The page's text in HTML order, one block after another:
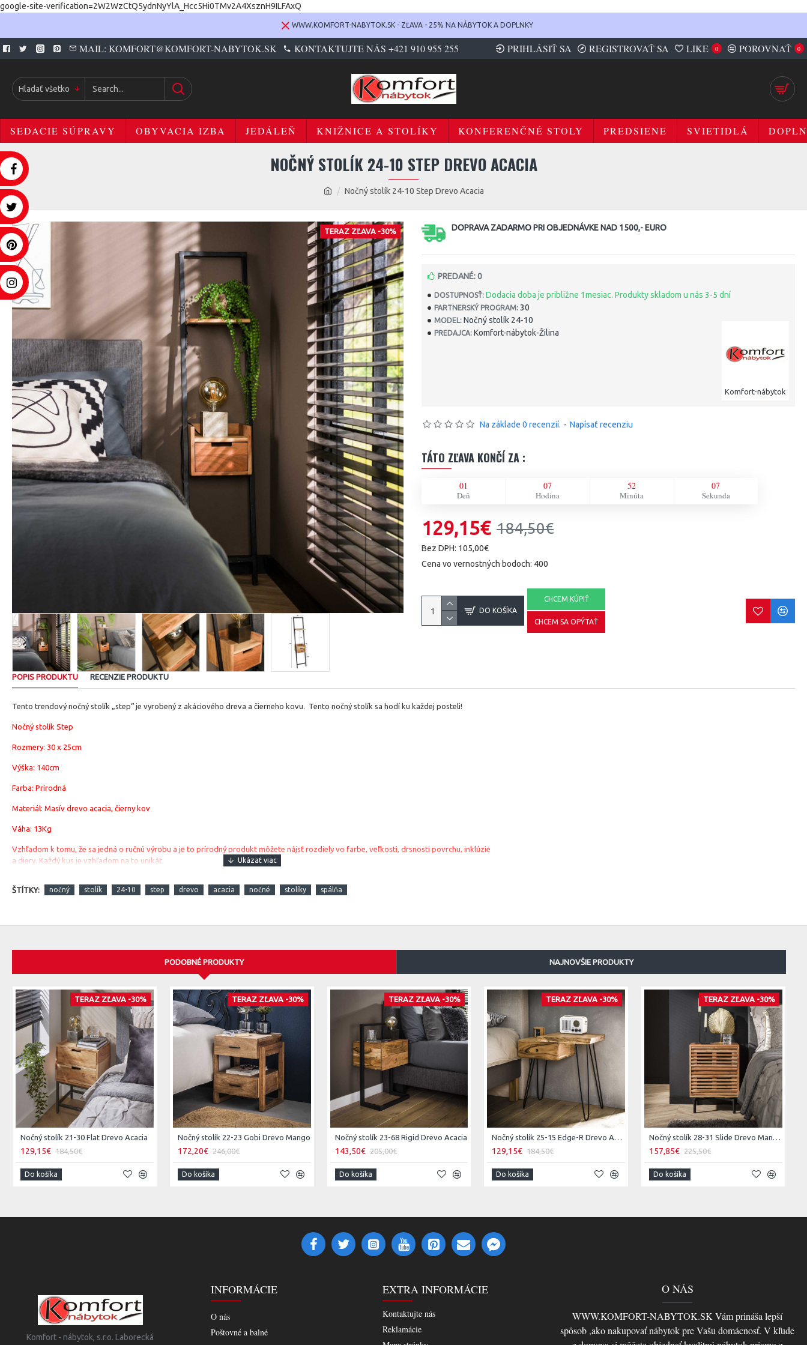
google-site-verification=2W2WzCtQ5ydnNyYlA_Hcc5Hi0TMv2A4XsznH9ILFAxQ
WWW.KOMFORT-NABYTOK.SK - ZĽAVA - 25% NA NÁBYTOK A DOPLNKY
MAIL: KOMFORT@KOMFORT-NABYTOK.SK KONTAKTUJTE NÁS +421 910 955 255 PRIHLÁSIŤ SA REGISTROVAŤ SA LIKE 0 POROVNAŤ 0
Hladať všetko
SEDACIE SÚPRAVY OBYVACIA IZBA JEDÁLEŇ KNIŽNICE A STOLÍKY KONFERENČNÉ STOLY PREDSIENE SVIETIDLÁ
Nočný stolík 24-10 Step Drevo Acacia
NOČNÝ STOLÍK 24-10 STEP DREVO ACACIA
TERAZ ZĽAVA -30% DOPRAVA ZADARMO PRI OBJEDNÁVKE NAD 1500,- EURO
DOSTUPNOSŤ: Dodacia doba je približne 1mesiac. Produkty skladom u nás 3-5 dní
PARTNERSKÝ PROGRAM: 30
MODEL: Nočný stolík 24-10
PREDAJCA: Komfort-nábytok-Žilina
Komfort-nábytok
PREDANÉ: 0
Na základe 0 recenzií. - Napísať recenziu
TÁTO ZĽAVA KONČÍ ZA :
01
Deň
07
Hodina
52
Minúta
06
Sekunda
129,15€ 184,50€
Bez DPH: 105,00€
Cena vo vernostných bodoch: 400
DO KOŠÍKA
CHCEM KÚPIŤ
CHCEM SA OPÝTAŤ
POPIS PRODUKTU RECENZIE PRODUKTU
Tento trendový nočný stolík „step“ je vyrobený z akáciového dreva a čierneho kovu. Tento nočný stolík sa hodí ku každej posteli!
Nočný stolík Step
Rozmery: 30 x 25cm
Výška: 140cm
Farba: Prírodná
Materiál: Masív drevo acacia, čierny kov
Váha: 13Kg
Vzhľadom k tomu, že sa jedná o ručnú výrobu a je to prírodný produkt môžete nájsť rozdiely vo farbe, veľkosti, drsnosti povrchu, inklúzie
a diery. Každý kus je vzhľadom na to unikát.
ŠTÍTKY: nočný stolík 24-10 step drevo acacia nočné stolíky spálňa
PODOBNÉ PRODUKTY NAJNOVŠIE PRODUKTY
TERAZ ZĽAVA -30%
Nočný stolík 21-30 Flat Drevo Acacia
129,15€ 184,50€
Do košíka
TERAZ ZĽAVA -30%
Nočný stolík 22-23 Gobi Drevo Mango
172,20€ 246,00€
Do košíka
TERAZ ZĽAVA -30%
Nočný stolík 23-68 Rigid Drevo Acacia
143,50€ 205,00€
Do košíka
TERAZ ZĽAVA -30%
Nočný stolík 25-15 Edge-R Drevo Acacia
129,15€ 184,50€
Do košíka
TERAZ ZĽAVA -30%
Nočný stolík 28-31 Slide Drevo Mango
157,85€ 225,50€
Do košíka
Komfort - nábytok, s.r.o. Laborecká
INFORMÁCIE
O nás
Poštovné a balné
EXTRA INFORMÁCIE
Kontaktujte nás
Reklamácie
O NÁS
WWW.KOMFORT-NABYTOK.SK Vám prináša lepší
spôsob ,ako nakupovať nábytok pre Vašu domácnosť. V kľude